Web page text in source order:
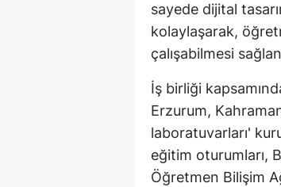
sayede dijital
kolaylaşarak,
çalışabilmesi
İş birliği
Erzurum,
laboratuvarları'
eğitim oturumları,
Öğretmen Bilişim